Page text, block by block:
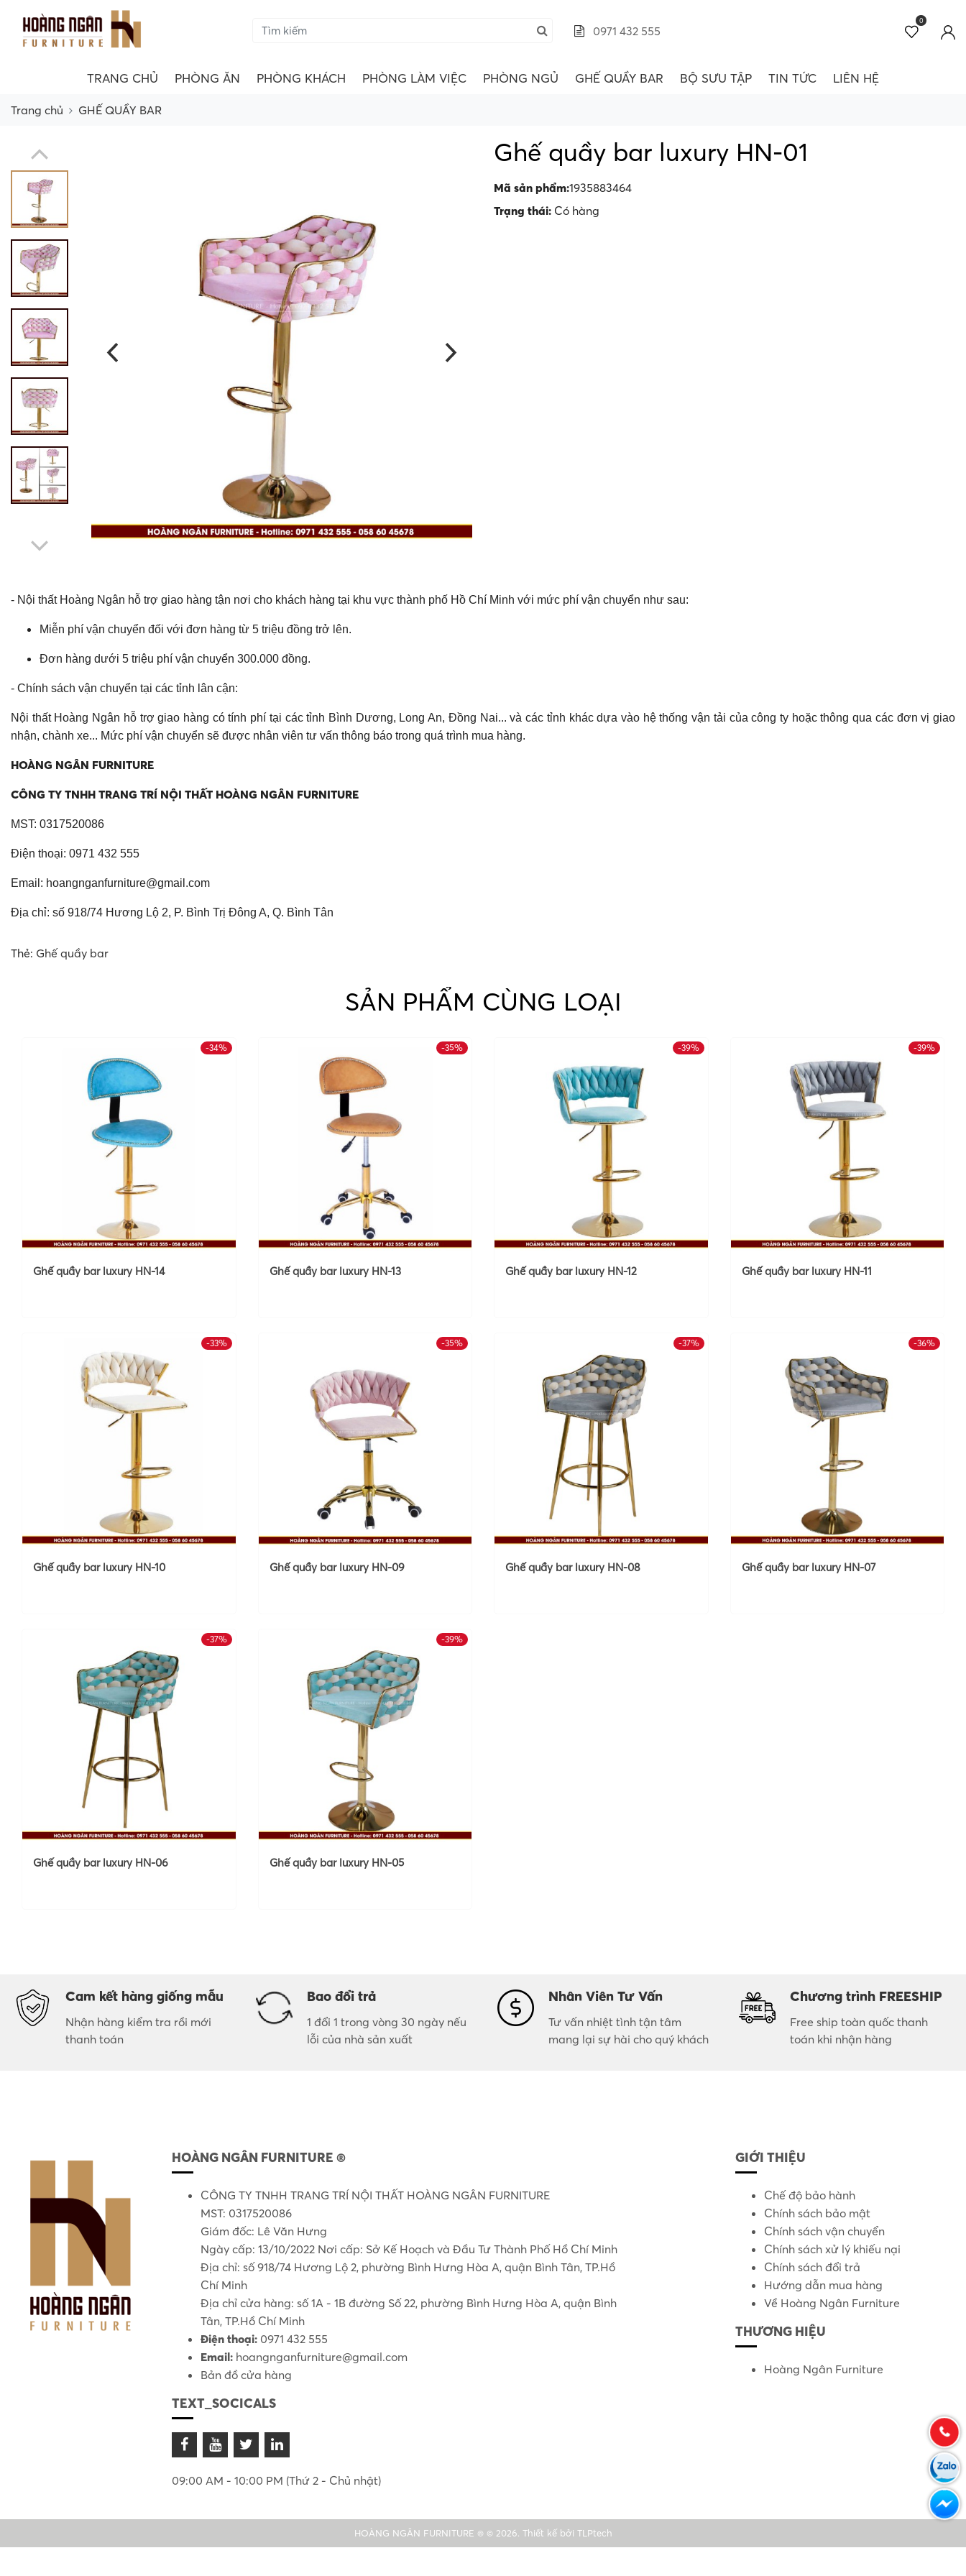
0971 432 555
0
TRANG CHỦ PHÒNG ĂN PHÒNG KHÁCH PHÒNG LÀM VIỆC PHÒNG NGỦ GHẾ QUẦY BAR BỘ SƯU TẬP TIN TỨC LIÊN HỆ
Trang chủ GHẾ QUẦY BAR
Ghế quầy bar luxury HN-01
Mã sản phẩm:1935883464
Trạng thái: Có hàng
- Nội thất Hoàng Ngân hỗ trợ giao hàng tận nơi cho khách hàng tại khu vực thành phố Hồ Chí Minh với mức phí vận chuyển như sau:
Miễn phí vận chuyển đối với đơn hàng từ 5 triệu đồng trở lên.
Đơn hàng dưới 5 triệu phí vận chuyển 300.000 đồng.
- Chính sách vận chuyển tại các tỉnh lân cận:
Nội thất Hoàng Ngân hỗ trợ giao hàng có tính phí tại các tỉnh Bình Dương, Long An, Đồng Nai... và các tỉnh khác dựa vào hệ thống vận tải của công ty hoặc thông qua các đơn vị giao
nhận, chành xe... Mức phí vận chuyển sẽ được nhân viên tư vấn thông báo trong quá trình mua hàng.
HOÀNG NGÂN FURNITURE
CÔNG TY TNHH TRANG TRÍ NỘI THẤT HOÀNG NGÂN FURNITURE
MST: 0317520086
Điện thoại: 0971 432 555
Email: hoangnganfurniture@gmail.com
Địa chỉ: số 918/74 Hương Lộ 2, P. Bình Trị Đông A, Q. Bình Tân
Thẻ: Ghế quầy bar
SẢN PHẨM CÙNG LOẠI
-34%
Ghế quầy bar luxury HN-14
-35%
Ghế quầy bar luxury HN-13
-39%
Ghế quầy bar luxury HN-12
-39%
Ghế quầy bar luxury HN-11
-33%
Ghế quầy bar luxury HN-10
-35%
Ghế quầy bar luxury HN-09
-37%
Ghế quầy bar luxury HN-08
-36%
Ghế quầy bar luxury HN-07
-37%
Ghế quầy bar luxury HN-06
-39%
Ghế quầy bar luxury HN-05
Cam kết hàng giống mẫu
Nhận hàng kiểm tra rồi mới
thanh toán
Bao đổi trả
1 đổi 1 trong vòng 30 ngày nếu
lỗi của nhà sản xuất
Nhân Viên Tư Vấn
Tư vấn nhiệt tình tận tâm
mang lại sự hài cho quý khách
Chương trình FREESHIP
Free ship toàn quốc thanh
toán khi nhận hàng
HOÀNG NGÂN FURNITURE ®
CÔNG TY TNHH TRANG TRÍ NỘI THẤT HOÀNG NGÂN FURNITURE
MST: 0317520086
Giám đốc: Lê Văn Hưng
Ngày cấp: 13/10/2022 Nơi cấp: Sở Kế Hoạch và Đầu Tư Thành Phố Hồ Chí Minh
Địa chỉ: số 918/74 Hương Lộ 2, phường Bình Hưng Hòa A, quận Bình Tân, TP.Hồ
Chí Minh
Địa chỉ cửa hàng: số 1A - 1B đường Số 22, phường Bình Hưng Hòa A, quận Bình
Tân, TP.Hồ Chí Minh
Điện thoại: 0971 432 555
Email: hoangnganfurniture@gmail.com
Bản đồ cửa hàng
TEXT_SOCICALS
09:00 AM - 10:00 PM (Thứ 2 - Chủ nhật)
GIỚI THIỆU
Chế độ bảo hành
Chính sách bảo mật
Chính sách vận chuyển
Chính sách xử lý khiếu nại
Chính sách đổi trả
Hướng dẫn mua hàng
Về Hoàng Ngân Furniture
THƯƠNG HIỆU
Hoàng Ngân Furniture
HOÀNG NGÂN FURNITURE ® © 2026. Thiết kế bởi TLPtech